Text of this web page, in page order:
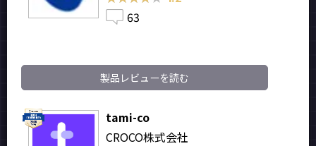
63
製品レビューを読む
tami-co
CROCO株式会社